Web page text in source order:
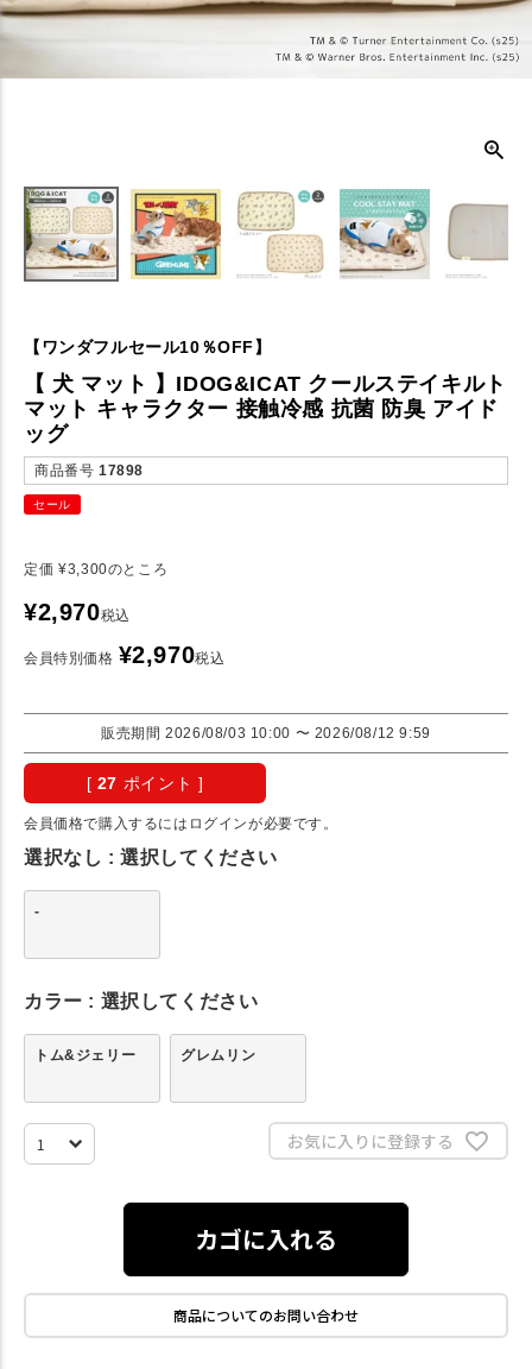
【ワンダフルセール10％OFF】
【 犬 マット 】IDOG&ICAT クールステイキルト
マット キャラクター 接触冷感 抗菌 防臭 アイド
ッグ
商品番号 17898
セール
定価 ¥3,300のところ
¥2,970税込
会員特別価格 ¥2,970税込
販売期間 2026/08/03 10:00 〜 2026/08/12 9:59
[ 27 ポイント ]
会員価格で購入するにはログインが必要です。
選択なし 選択してください
-
カラー 選択してください
トム&ジェリー グレムリン
お気に入りに登録する
カゴに入れる
商品についてのお問い合わせ